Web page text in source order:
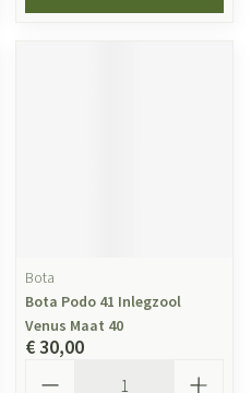
Bota
Bota Podo 41 Inlegzool
Venus Maat 40
€ 30,00